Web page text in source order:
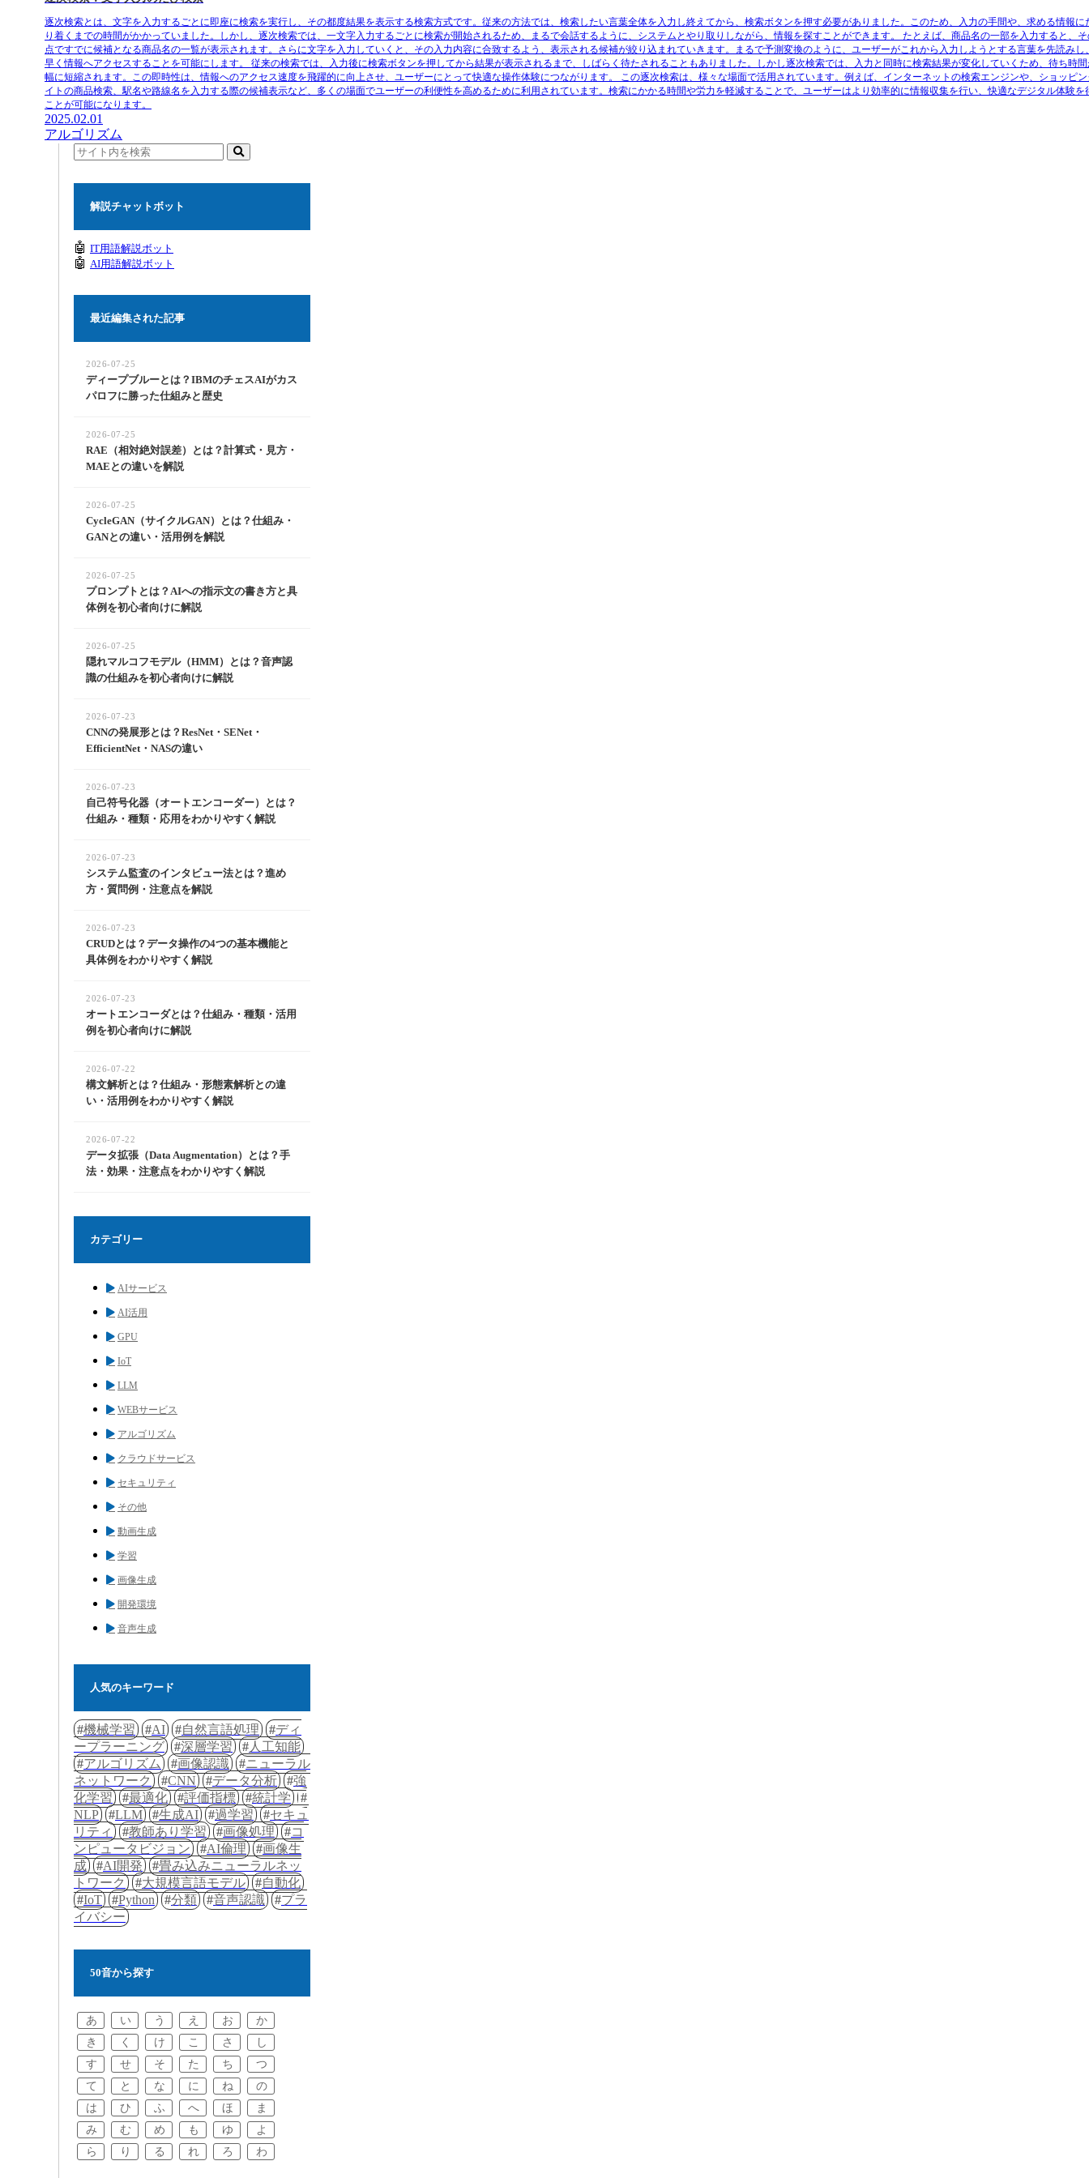
逐次検索とは、文字を入力するごとに即座に検索を実行し、その都度結果を表示する検索方式です。従来の方法では、検索したい言葉全体を入力し終えてから、検索ボタンを押す必要がありました。このため、入力の手間や、求める情報に
り着くまでの時間がかかっていました。しかし、逐次検索では、一文字入力するごとに検索が開始されるため、まるで会話するように、システムとやり取りしながら、情報を探すことができます。 たとえば、商品名の一部を入力すると、
点ですでに候補となる商品名の一覧が表示されます。さらに文字を入力していくと、その入力内容に合致するよう、表示される候補が絞り込まれていきます。まるで予測変換のように、ユーザーがこれから入力しようとする言葉を先読みし
早く情報へアクセスすることを可能にします。 従来の検索では、入力後に検索ボタンを押してから結果が表示されるまで、しばらく待たされることもありました。しかし逐次検索では、入力と同時に検索結果が変化していくため、待ち時
幅に短縮されます。この即時性は、情報へのアクセス速度を飛躍的に向上させ、ユーザーにとって快適な操作体験につながります。 この逐次検索は、様々な場面で活用されています。例えば、インターネットの検索エンジンや、ショッピ
イトの商品検索、駅名や路線名を入力する際の候補表示など、多くの場面でユーザーの利便性を高めるために利用されています。検索にかかる時間や労力を軽減することで、ユーザーはより効率的に情報収集を行い、快適なデジタル体験を
ことが可能になります。
2025.02.01
アルゴリズム
解説チャットボット
🤖 IT用語解説ボット
🤖 AI用語解説ボット
最近編集された記事
ディープブルーとは？IBMのチェスAIがカス
パロフに勝った仕組みと歴史
2026-07-25
RAE（相対絶対誤差）とは？計算式・見方・
MAEとの違いを解説
2026-07-25
CycleGAN（サイクルGAN）とは？仕組み・
GANとの違い・活用例を解説
2026-07-25
プロンプトとは？AIへの指示文の書き方と具
体例を初心者向けに解説
2026-07-25
隠れマルコフモデル（HMM）とは？音声認
識の仕組みを初心者向けに解説
2026-07-25
CNNの発展形とは？ResNet・SENet・
EfficientNet・NASの違い
2026-07-23
自己符号化器（オートエンコーダー）とは？
仕組み・種類・応用をわかりやすく解説
2026-07-23
システム監査のインタビュー法とは？進め
方・質問例・注意点を解説
2026-07-23
CRUDとは？データ操作の4つの基本機能と
具体例をわかりやすく解説
2026-07-23
オートエンコーダとは？仕組み・種類・活用
例を初心者向けに解説
2026-07-23
構文解析とは？仕組み・形態素解析との違
い・活用例をわかりやすく解説
2026-07-22
データ拡張（Data Augmentation）とは？手
法・効果・注意点をわかりやすく解説
2026-07-22
カテゴリー
AIサービス
AI活用
GPU
IoT
LLM
WEBサービス
アルゴリズム
クラウドサービス
セキュリティ
その他
動画生成
学習
画像生成
開発環境
音声生成
人気のキーワード
機械学習 AI 自然言語処理
ディ
ープラーニング
深層学習
人工知能
アルゴリズム
画像認識
ニューラル
ネットワーク
CNN データ分析
強
化学習
最適化 評価指標
統計学
NLP
LLM 生成AI 過学習
セキュ
リティ
教師あり学習 画像処理
コ
ンピュータビジョン
AI倫理
画像生
成
AI開発
畳み込みニューラルネッ
トワーク
大規模言語モデル
自動化
IoT
Python 分類 音声認識
プラ
イバシー
50音から探す
あ い う え お
か
き
く け こ さ
し
す
せ そ た ち
つ
て
と な に ね
の
は
ひ ふ へ ほ
ま
み
む め も ゆ
よ
ら
り る れ ろ わ